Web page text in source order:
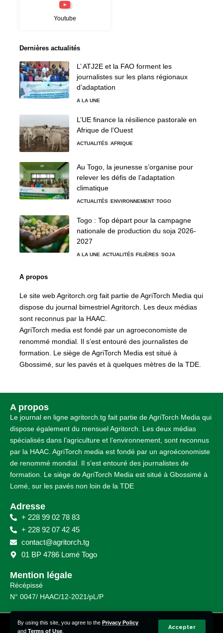
By using this site, you agree to the Privacy Policy
and Terms of Use
Accepter
Youtube
Dernières actualités
L’ ATJ2E et la FAO forment les
journalistes sur les plans régionaux
d’adaptation
A LA UNE
L’UE finance la résilience pastorale en
Afrique de l’Ouest
ACTUALITÉS AFRIQUE
Au Togo, la jeunesse s’organise pour
relever les défis de l’adaptation
climatique
ACTUALITÉS ENVIRONNEMENT TOGO
Togo : Top départ pour la campagne
nationale de production du soja 2026-
2027
A LA UNE ACTUALITÉS FILIÈRES SOJA
A propos
Le site web Agritorch.org fait partie de AgriTorch Media qui
dispose du journal bimestriel Agritorch. Les deux médias
sont reconnus par la HAAC.
AgriTorch media est fondé par un agroeconomiste de
renommé mondial. Il s’est entouré des journalistes de
formation. Le siège de AgriTorch Media est situé à
Gbossimé, sur les pavés et à quelques mètres de la TDE.
A propos
Le journal en ligne agritorch.tg fait partie de AgriTorch Media qui
dispose également du mensuel Agritorch. Les deux médias
spécialisés dans l’agriculture et l’environnement, sont reconnus
par la HAAC. AgriTorch media est fondé par un agroéconomiste
de renommé mondial. Il s’est entouré des journalistes de
formation. Le siège de AgriTorch Media est situé à Gbossimé à
Lomé, sur les pavés non loin de la TDE
Adresse
+ 228 99 02 78 83
+ 228 92 07 42 45
contact@agritorch.tg
01 BP 4786 Lomé Togo
Mention légale
Récépissé
N° 0047/ HAAC/12-2021/pL/P
© Agritorch 2023 – 2025 | Tous droits réservés.